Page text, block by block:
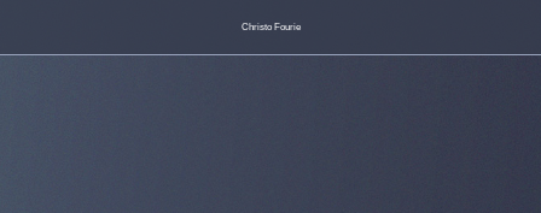
Christo Fourie